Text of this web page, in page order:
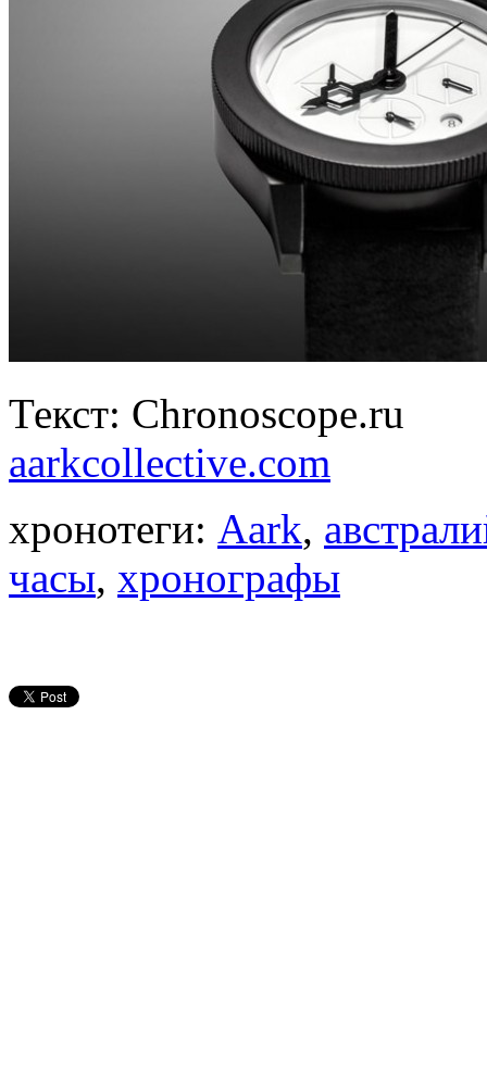
Текст: Chronoscope.ru
aarkcollective.com
хронотеги: Aark,
часы, хронографы